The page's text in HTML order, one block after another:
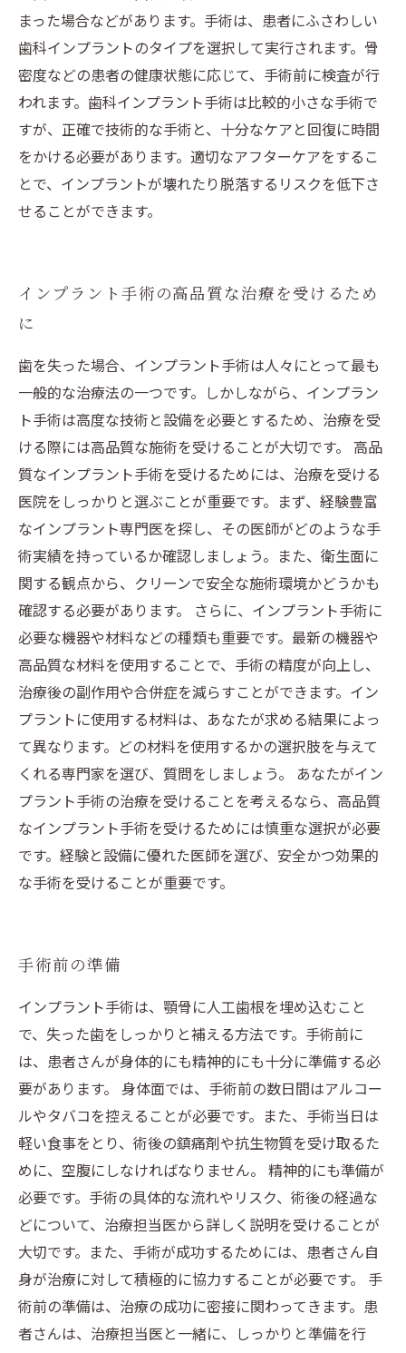
まった場合などがあります。手術は、患者にふさわしい
歯科インプラントのタイプを選択して実行されます。骨
密度などの患者の健康状態に応じて、手術前に検査が行
われます。歯科インプラント手術は比較的小さな手術で
すが、正確で技術的な手術と、十分なケアと回復に時間
をかける必要があります。適切なアフターケアをするこ
とで、インプラントが壊れたり脱落するリスクを低下さ
せることができます。
インプラント手術の高品質な治療を受けるため
に
歯を失った場合、インプラント手術は人々にとって最も
一般的な治療法の一つです。しかしながら、インプラン
ト手術は高度な技術と設備を必要とするため、治療を受
ける際には高品質な施術を受けることが大切です。 高品
質なインプラント手術を受けるためには、治療を受ける
医院をしっかりと選ぶことが重要です。まず、経験豊富
なインプラント専門医を探し、その医師がどのような手
術実績を持っているか確認しましょう。また、衛生面に
関する観点から、クリーンで安全な施術環境かどうかも
確認する必要があります。 さらに、インプラント手術に
必要な機器や材料などの種類も重要です。最新の機器や
高品質な材料を使用することで、手術の精度が向上し、
治療後の副作用や合併症を減らすことができます。イン
プラントに使用する材料は、あなたが求める結果によっ
て異なります。どの材料を使用するかの選択肢を与えて
くれる専門家を選び、質問をしましょう。 あなたがイン
プラント手術の治療を受けることを考えるなら、高品質
なインプラント手術を受けるためには慎重な選択が必要
です。経験と設備に優れた医師を選び、安全かつ効果的
な手術を受けることが重要です。
手術前の準備
インプラント手術は、顎骨に人工歯根を埋め込むこと
で、失った歯をしっかりと補える方法です。手術前に
は、患者さんが身体的にも精神的にも十分に準備する必
要があります。 身体面では、手術前の数日間はアルコー
ルやタバコを控えることが必要です。また、手術当日は
軽い食事をとり、術後の鎮痛剤や抗生物質を受け取るた
めに、空腹にしなければなりません。 精神的にも準備が
必要です。手術の具体的な流れやリスク、術後の経過な
どについて、治療担当医から詳しく説明を受けることが
大切です。また、手術が成功するためには、患者さん自
身が治療に対して積極的に協力することが必要です。 手
術前の準備は、治療の成功に密接に関わってきます。患
者さんは、治療担当医と一緒に、しっかりと準備を行